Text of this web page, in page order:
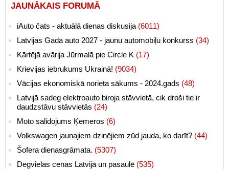
JAUNĀKAIS FORUMĀ
iAuto čats - aktuālā dienas diskusija (6011)
Latvijas Gada auto 2027 - jaunu automobiļu konkurss (34)
Kārtējā avārija Jūrmalā pie Circle K (17)
Krievijas iebrukums Ukrainā! (9034)
Vācijas ekonomiskā norieta sākums - 2024.gads (48)
Latvijā sadeg elektroauto biroja stāvvietā, cik droši tie ir
daudzstāvu stāvvietās (24)
Moto salidojums Ķemeros (6)
Volkswagen jaunajiem dzinējiem zūd jauda, ko darīt? (44)
Šofera dienasgrāmata. (5307)
Degvielas cenas Latvijā un pasaulē (535)